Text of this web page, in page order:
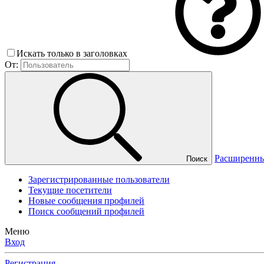
Искать только в заголовках
От:
Поиск
Зарегистрированные пользователи
Текущие посетители
Новые сообщения профилей
Поиск сообщений профилей
Меню
Вход